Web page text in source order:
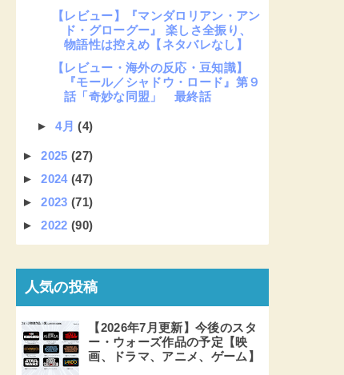
【レビュー】『マンダロリアン・アン
ド・グローグー』 楽しさ全振り、
物語性は控えめ【ネタバレなし】
【レビュー・海外の反応・豆知識】
『モール／シャドウ・ロード』第９
話「奇妙な同盟」 最終話
►4月(4)
►2025(27)
►2024(47)
►2023(71)
►2022(90)
人気の投稿
【2026年7月更新】今後のスタ
ー・ウォーズ作品の予定【映
画、ドラマ、アニメ、ゲーム】